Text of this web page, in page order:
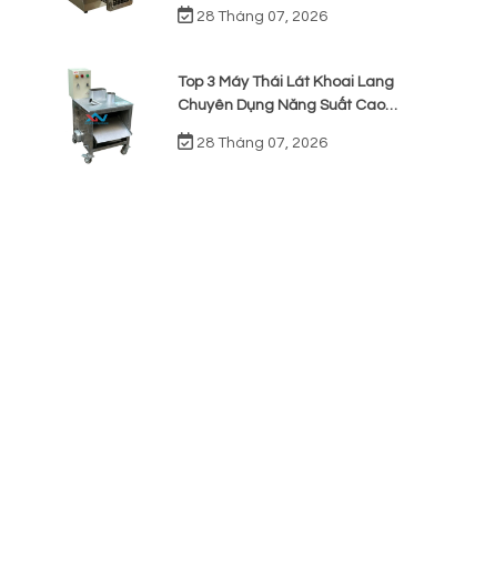
28 Tháng 07, 2026
Top 3 Máy Thái Lát Khoai Lang
Chuyên Dụng Năng Suất Cao,
Giá Rẻ
28 Tháng 07, 2026